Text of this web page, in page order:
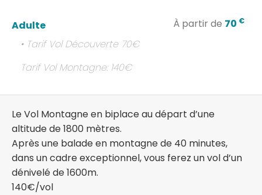
Adulte À partir de 70 €
• Tarif Vol Découverte 70€
Tarif Vol Montagne: 140€
Le Vol Montagne en biplace au départ d’une
altitude de 1800 mètres.
Après une balade en montagne de 40 minutes,
dans un cadre exceptionnel, vous ferez un vol d’un
dénivelé de 1600m.
140€/vol